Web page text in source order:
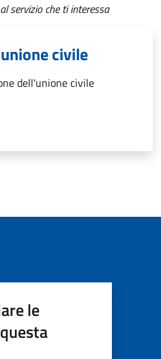
servizio che ti interessa
civile
dell'unione civile
le